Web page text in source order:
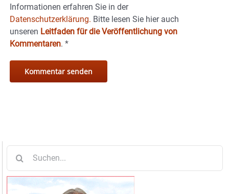
Informationen erfahren Sie in der
Datenschutzerklärung. Bitte lesen Sie hier auch
unseren Leitfaden für die Veröffentlichung von
Kommentaren. *
nach: